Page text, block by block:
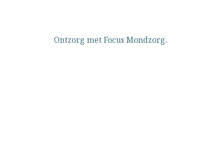
Ontzorg met Focus Mondzorg.